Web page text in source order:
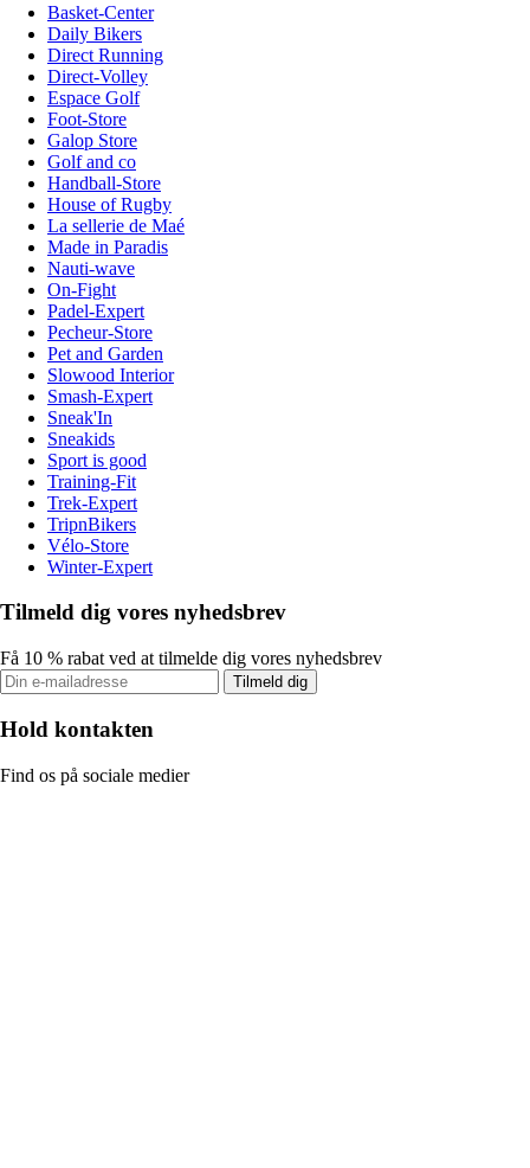
Basket-Center
Daily Bikers
Direct Running
Direct-Volley
Espace Golf
Foot-Store
Galop Store
Golf and co
Handball-Store
House of Rugby
La sellerie de Maé
Made in Paradis
Nauti-wave
On-Fight
Padel-Expert
Pecheur-Store
Pet and Garden
Slowood Interior
Smash-Expert
Sneak'In
Sneakids
Sport is good
Training-Fit
Trek-Expert
TripnBikers
Vélo-Store
Winter-Expert
Tilmeld dig vores nyhedsbrev
Få 10 % rabat ved at tilmelde dig vores nyhedsbrev
Tilmeld dig
Hold kontakten
Find os på sociale medier